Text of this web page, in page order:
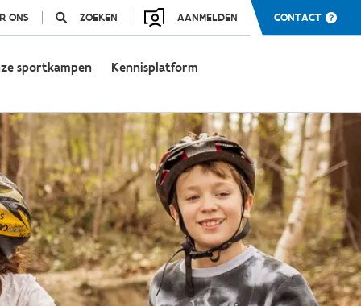
ONS ZOEKEN AANMELDEN CONTACT
sportkampen Kennisplatform